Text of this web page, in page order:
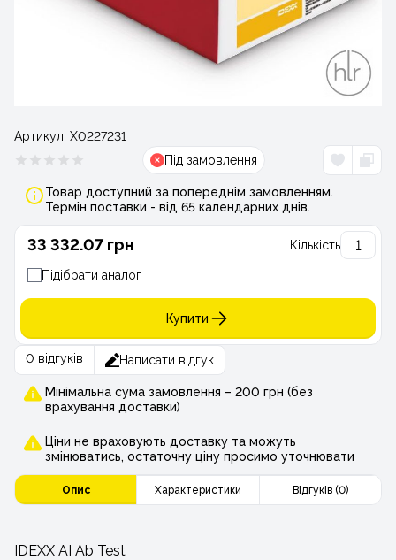
Артикул: Х0227231
Під замовлення
Товар доступний за попереднім замовленням.
Термін поставки - від 65 календарних днів.
33 332.07 грн Кількість
Підібрати аналог
Купити
0 відгуків Написати відгук
Мінімальна сума замовлення – 200 грн (без
врахування доставки)
Ціни не враховують доставку та можуть
змінюватись, остаточну ціну просимо уточнювати
Опис Характеристики Відгуків (0)
IDEXX AI Ab Test